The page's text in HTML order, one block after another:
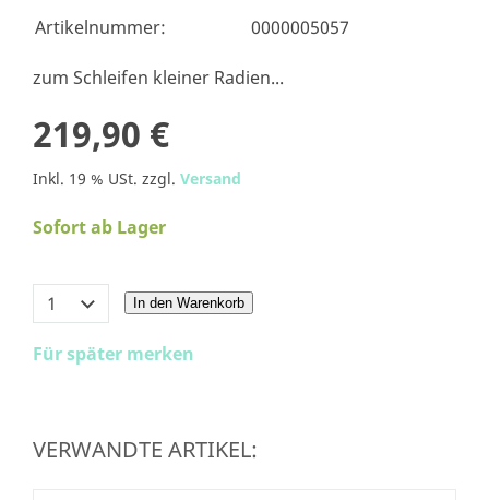
Artikelnummer:
0000005057
zum Schleifen kleiner Radien...
219,90 €
Inkl. 19 % USt. zzgl. Versand
Sofort ab Lager
In den Warenkorb
Für später merken
VERWANDTE ARTIKEL: